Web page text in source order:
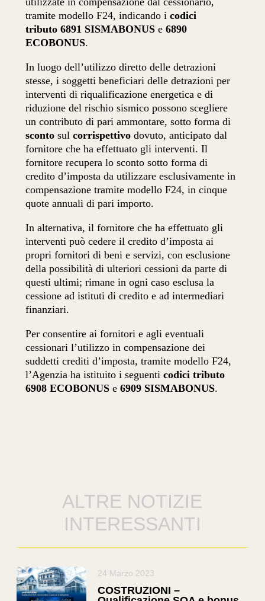
tramite modello F24, indicando icodici
tributo 6891 SISMABONUS e6890
ECOBONUS.
In luogo dell’utilizzo diretto delle detrazioni
stesse, i soggetti beneficiari delle detrazioni per
interventi di riqualificazione energetica e di
riduzione del rischio sismico possono scegliere
un contributo di pari ammontare, sotto forma di
sconto sulcorrispettivo dovuto, anticipato dal
fornitore che ha effettuato gli interventi. Il
fornitore recupera lo sconto sotto forma di
credito d’imposta da utilizzare esclusivamente in
compensazione tramite modello F24, in cinque
quote annuali di pari importo.
In alternativa, il fornitore che ha effettuato gli
interventi può cedere il credito d’imposta ai
propri fornitori di beni e servizi, con esclusione
della possibilità di ulteriori cessioni da parte di
questi ultimi; rimane in ogni caso esclusa la
cessione ad istituti di credito e ad intermediari
finanziari.
Per consentire ai fornitori e agli eventuali
cessionari l’utilizzo in compensazione dei
suddetti crediti d’imposta, tramite modello F24,
l’Agenzia ha istituito i seguenticodici tributo
6908 ECOBONUS e 6909 SISMABONUS.
ALTRE NOTIZIE
INTERESSANTI
24 Marzo 2023
COSTRUZIONI –